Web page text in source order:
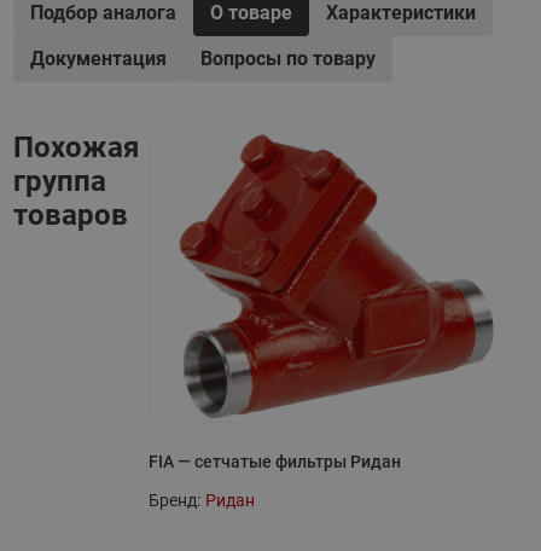
Подбор аналога О товаре
Характеристики
Документация
Вопросы по товару
Похожая
группа
товаров
FIA — сетчатые фильтры Ридан
Бренд: Ридан